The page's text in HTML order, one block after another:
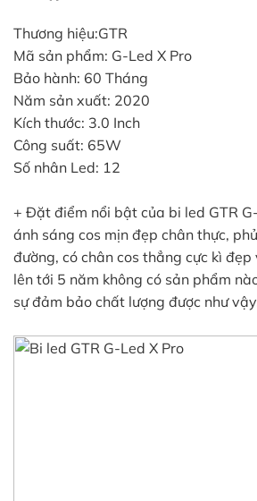
Thương hiệu:GTR
Mã sản phẩm: G-Led X Pro
Bảo hành: 60 Tháng
Năm sản xuất: 2020
Kích thước: 3.0 Inch
Công suất: 65W
Số nhân Led: 12
+ Đặt điểm nổi bật của bi led GTR
ánh sáng cos mịn đẹp chân thực,
đường, có chân cos thẳng cực kì
lên tới 5 năm không có sản phẩm
sự đảm bảo chất lượng được như